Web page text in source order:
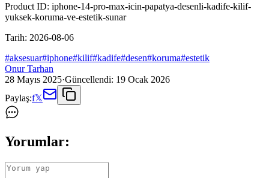
Product ID: iphone-14-pro-max-icin-papatya-desenli-kadife-kilif-
yuksek-koruma-ve-estetik-sunar
Tarih: 2026-08-06
#aksesuar#iphone#kilif#kadife#desen#koruma#estetik
Onur Tarhan
28 Mayıs 2025·Güncellendi: 19 Ocak 2026
Paylaş:f𝕏
Yorumlar: